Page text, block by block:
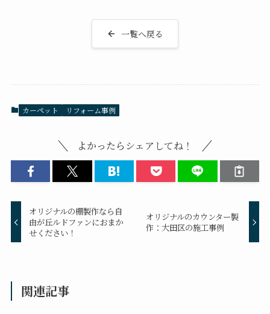
一覧へ戻る
カーペット リフォーム事例
よかったらシェアしてね！
オリジナルの棚製作なら自
由が丘ルドファンにおまか
せください！
オリジナルのカウンター製
作：大田区の施工事例
関連記事